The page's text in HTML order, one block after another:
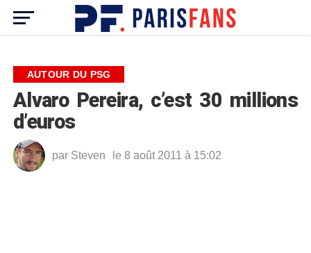
AUTOUR DU PSG
Alvaro Pereira, c’est 30 millions
d’euros
par Steven le 8 août 2011 à 15:02